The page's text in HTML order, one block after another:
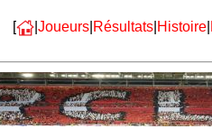
[ | Joueurs| Résultats| Histoire|